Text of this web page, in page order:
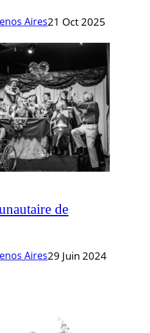
Aires21 Oct 2025
de
Aires29 Juin 2024